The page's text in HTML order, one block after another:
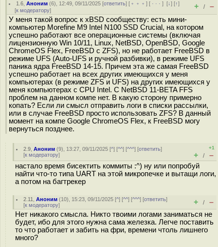
1.6 ,Аноним (6), 12:49, 09/11/2025 [ответить] [ ﹢﹢﹢] [ · · ·][↓] [↑]
[к модератору] + / –
У меня такой вопрос к xBSD сообществу: есть мини-
компьютер Morefine M9 Intel N100 SSD Crucial, на котором
успешно работают все операционные системы (включая
лицензионную Win 10/11, Linux, NetBSD, OpenBSD, Google
ChromeOS Flex, FreeBSD с ZFS), но не работает FreeBSD в
режиме UFS (Auto-UFS и ручной разбивки), в режиме UFS
паника ядра FreeBSD 14-15. Причем эта же самая FreeBSD
успешно работает на всех других имеющихся у меня
компьютерах (в режиме ZFS и UFS) на других имеющихся у
меня компьютерах с CPU Intel. С NetBSD 11-BETA FFS
проблем на данном компе нет. В какую сторону примерно
копать? Если ли смысл отправить логи в списки рассылки,
или в случае FreeBSD просто использовать ZFS? В данный
момент на компе Google ChromeOS Flex, к FreeBSD могу
вернуться позднее.
2.9 ,Аноним (9), 13:27, 09/11/2025 [^] [^^] [^^^] [ответить]
[к модератору]
+1
+ / –
настало время бисектить коммиты :^) ну или попробуй
найти что-то типа UART на этой микропечке и вытащи логи,
а потом на багтрекер
2.11 ,Аноним (10), 15:23, 09/11/2025 [^] [^^] [^^^] [ответить]
[к модератору] + / –
Нет никакого смысла. Никто твоими логами заниматься не
будет, ибо для этого нужна сама железка. Легче поставить
то что работает и забить на фри, времени чтоль лишнего
много?